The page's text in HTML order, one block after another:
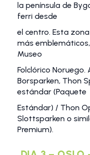
la península de
ferri desde
el centro. Esta
más
Museo
Folclórico
Borsparken, Thon
estándar (Paquete
Estándar) / Thon
Slottsparken o
Premium).